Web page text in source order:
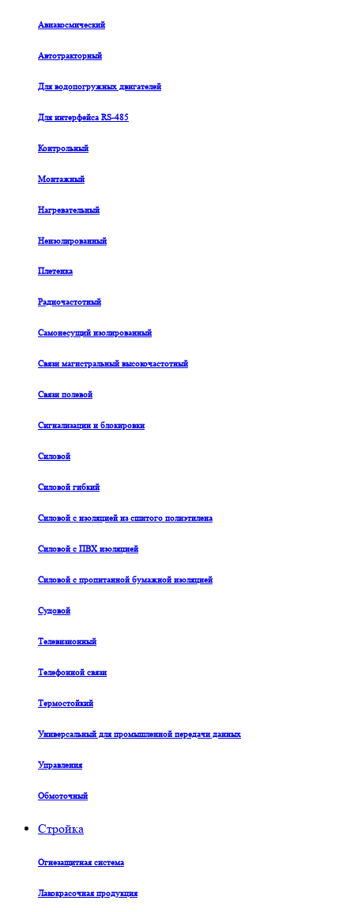
Авиакосмический
Автотракторный
Для водопогружных двигателей
Для интерфейса RS-485
Контрольный
Монтажный
Нагревательный
Неизолированный
Плетенка
Радиочастотный
Самонесущий изолированный
Связи магистральный высокочастотный
Связи полевой
Сигнализации и блокировки
Силовой
Силовой гибкий
Силовой с изоляцией из сшитого полиэтилена
Силовой с ПВХ изоляцией
Силовой с пропитанной бумажной изоляцией
Судовой
Телевизионный
Телефонной связи
Термостойкий
Универсальный для промышленной передачи данных
Управления
Обмоточный
Стройка
Огнезащитная система
Лакокрасочная продукция